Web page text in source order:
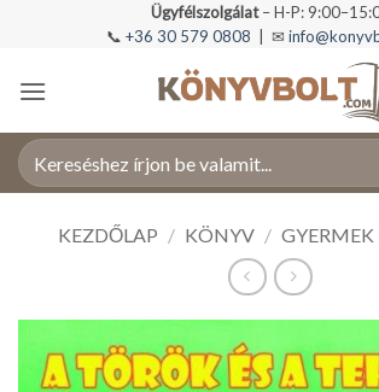
Ügyfélszolgálat– H-P:
📞 +36 30 579 0808 | ✉
Keresés
a
KEZDŐLAP / KÖNYV / GYERMEK